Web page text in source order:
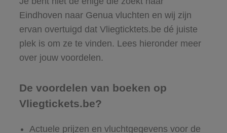
Eindhoven naar Genua vluchten en wij zijn
ervan overtuigd dat Vliegticktets.be dé juiste
plek is om ze te vinden. Lees hieronder meer
over jouw voordelen.
De voordelen van boeken op
Vliegtickets.be?
Actuele prijzen en vluchtgegevens voor de